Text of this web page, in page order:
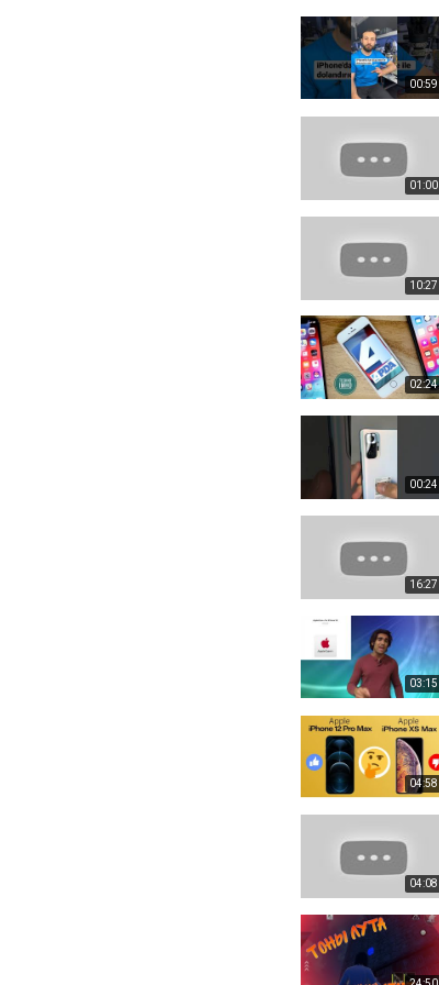
00:59
01:00
10:27
02:24
00:24
16:27
03:15
04:58
04:08